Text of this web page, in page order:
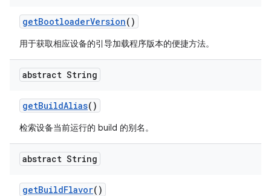
getBootloaderVersion()
用于获取相应设备的引导加载程序版本的便捷方法。
abstract String
getBuildAlias()
检索设备当前运行的 build 的别名。
abstract String
getBuildFlavor()